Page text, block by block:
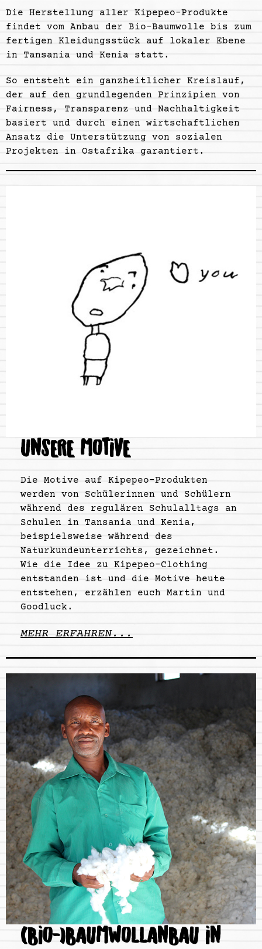
Die Herstellung aller Kipepeo-Produkte
findet vom Anbau der Bio-Baumwolle bis zum
fertigen Kleidungsstück auf lokaler Ebene
in Tansania und Kenia statt.
So entsteht ein ganzheitlicher Kreislauf,
der auf den grundlegenden Prinzipien von
Fairness, Transparenz und Nachhaltigkeit
basiert und durch einen wirtschaftlichen
Ansatz die Unterstützung von sozialen
Projekten in Ostafrika garantiert.
UNSERE MOTIVE
Die Motive auf Kipepeo-Produkten
werden von Schülerinnen und Schülern
während des regulären Schulalltags an
Schulen in Tansania und Kenia,
beispielsweise während des
Naturkundeunterrichts, gezeichnet.
Wie die Idee zu Kipepeo-Clothing
entstanden ist und die Motive heute
entstehen, erzählen euch Martin und
Goodluck.
MEHR ERFAHREN...
(BIO-)BAUMWOLLANBAU IN